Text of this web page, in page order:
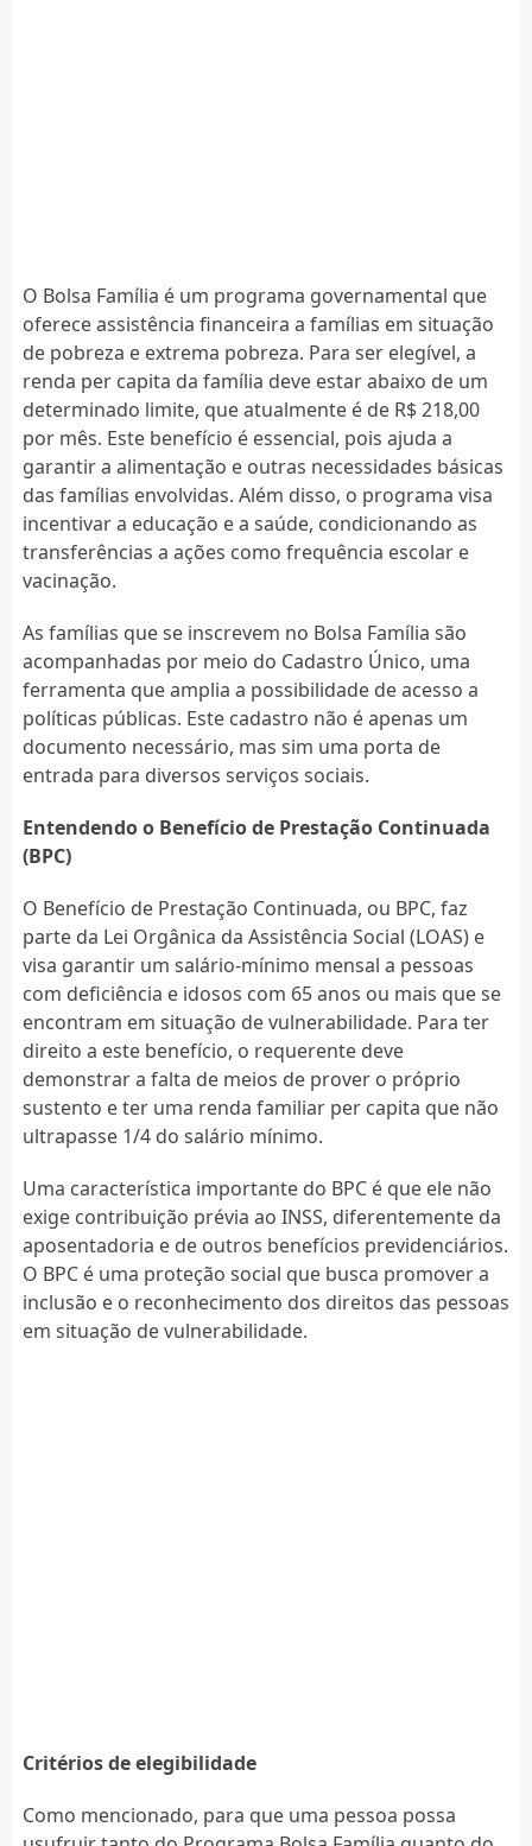
O Bolsa Família é um programa governamental que
oferece assistência financeira a famílias em situação
de pobreza e extrema pobreza. Para ser elegível, a
renda per capita da família deve estar abaixo de um
determinado limite, que atualmente é de R$ 218,00
por mês. Este benefício é essencial, pois ajuda a
garantir a alimentação e outras necessidades básicas
das famílias envolvidas. Além disso, o programa visa
incentivar a educação e a saúde, condicionando as
transferências a ações como frequência escolar e
vacinação.
As famílias que se inscrevem no Bolsa Família são
acompanhadas por meio do Cadastro Único, uma
ferramenta que amplia a possibilidade de acesso a
políticas públicas. Este cadastro não é apenas um
documento necessário, mas sim uma porta de
entrada para diversos serviços sociais.
Entendendo o Benefício de Prestação Continuada
(BPC)
O Benefício de Prestação Continuada, ou BPC, faz
parte da Lei Orgânica da Assistência Social (LOAS) e
visa garantir um salário-mínimo mensal a pessoas
com deficiência e idosos com 65 anos ou mais que se
encontram em situação de vulnerabilidade. Para ter
direito a este benefício, o requerente deve
demonstrar a falta de meios de prover o próprio
sustento e ter uma renda familiar per capita que não
ultrapasse 1/4 do salário mínimo.
Uma característica importante do BPC é que ele não
exige contribuição prévia ao INSS, diferentemente da
aposentadoria e de outros benefícios previdenciários.
O BPC é uma proteção social que busca promover a
inclusão e o reconhecimento dos direitos das pessoas
em situação de vulnerabilidade.
Critérios de elegibilidade
Como mencionado, para que uma pessoa possa